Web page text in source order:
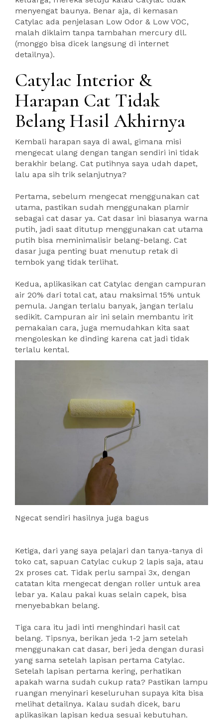
menyengat baunya. Benar aja, di kemasan
Catylac ada penjelasan Low Odor & Low VOC,
malah diklaim tanpa tambahan mercury dll.
(monggo bisa dicek langsung di internet
detailnya).
Catylac Interior &
Harapan Cat Tidak
Belang Hasil Akhirnya
Kembali harapan saya di awal, gimana misi
mengecat ulang dengan tangan sendiri ini tidak
berakhir belang. Cat putihnya saya udah dapet,
lalu apa sih trik selanjutnya?
Pertama, sebelum mengecat menggunakan cat
utama, pastikan sudah menggunakan plamir
sebagai cat dasar ya. Cat dasar ini biasanya warna
putih, jadi saat ditutup menggunakan cat utama
putih bisa meminimalisir belang-belang. Cat
dasar juga penting buat menutup retak di
tembok yang tidak terlihat.
Kedua, aplikasikan cat Catylac dengan campuran
air 20% dari total cat, atau maksimal 15% untuk
pemula. Jangan terlalu banyak, jangan terlalu
sedikit. Campuran air ini selain membantu irit
pemakaian cara, juga memudahkan kita saat
mengoleskan ke dinding karena cat jadi tidak
terlalu kental.
Ngecat sendiri hasilnya juga bagus
Ketiga, dari yang saya pelajari dan tanya-tanya di
toko cat, sapuan Catylac cukup 2 lapis saja, atau
2x proses cat. Tidak perlu sampai 3x, dengan
catatan kita mengecat dengan roller untuk area
lebar ya. Kalau pakai kuas selain capek, bisa
menyebabkan belang.
Tiga cara itu jadi inti menghindari hasil cat
belang. Tipsnya, berikan jeda 1-2 jam setelah
menggunakan cat dasar, beri jeda dengan durasi
yang sama setelah lapisan pertama Catylac.
Setelah lapisan pertama kering, perhatikan
apakah warna sudah cukup rata? Pastikan lampu
ruangan menyinari keseluruhan supaya kita bisa
melihat detailnya. Kalau sudah dicek, baru
aplikasikan lapisan kedua sesuai kebutuhan.